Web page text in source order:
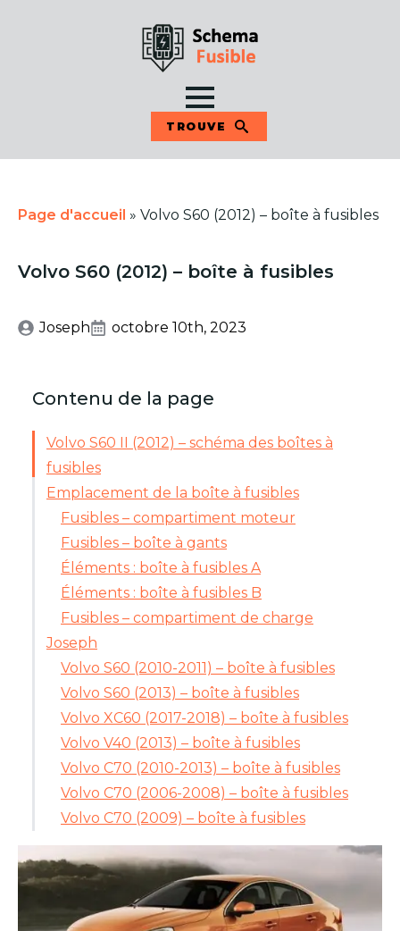
TROUVE
Page d'accueil » Volvo S60 (2012) – boîte à fusibles
Volvo S60 (2012) – boîte à fusibles
Joseph octobre 10th, 2023
Contenu de la page
Volvo S60 II (2012) – schéma des boîtes à
fusibles
Emplacement de la boîte à fusibles
Fusibles – compartiment moteur
Fusibles – boîte à gants
Éléments : boîte à fusibles A
Éléments : boîte à fusibles B
Fusibles – compartiment de charge
Joseph
Volvo S60 (2010-2011) – boîte à fusibles
Volvo S60 (2013) – boîte à fusibles
Volvo XC60 (2017-2018) – boîte à fusibles
Volvo V40 (2013) – boîte à fusibles
Volvo C70 (2010-2013) – boîte à fusibles
Volvo C70 (2006-2008) – boîte à fusibles
Volvo C70 (2009) – boîte à fusibles